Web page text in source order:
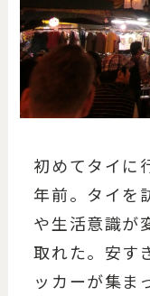
初めてタイに
年前。タイを
や生活意識が
取れた。安す
ッカーが集ま